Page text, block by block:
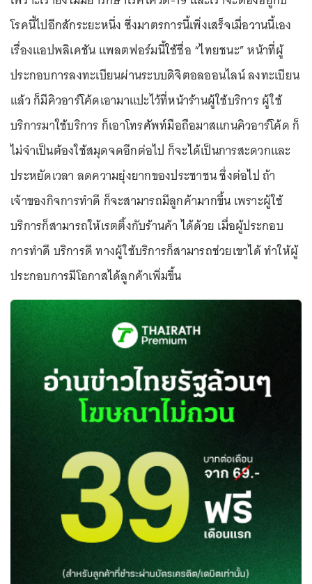
โรคนี้ไปอีกสักระยะหนึ่ง ซึ่งมาตรการนี้เพิ่งเสร็จเมื่อวานนี้เอง
เรื่องแอปพลิเคชัน แพลตฟอร์มนี้ใช้ชื่อ “ไทยชนะ” หน้าที่ผู้
ประกอบการลงทะเบียนผ่านระบบดิจิตอลออนไลน์ ลงทะเบียน
แล้ว ก็มีคิวอาร์โค้ดเอามาแปะไว้ที่หน้าร้านผู้ใช้บริการ ผู้ใช้
บริการมาใช้บริการ ก็เอาโทรศัพท์มือถือมาสแกนคิวอาร์โค้ด ก็
ไม่จำเป็นต้องใช้สมุดจดอีกต่อไป ก็จะได้เป็นการสะดวกและ
ประหยัดเวลา ลดความยุ่งยากของประชาชน ซึ่งต่อไป ถ้า
เจ้าของกิจการทำดี ก็จะสามารถมีลูกค้ามากขึ้น เพราะผู้ใช้
บริการก็สามารถให้เรตติ้งกับร้านค้า ได้ด้วย เมื่อผู้ประกอบ
การทำดี บริการดี ทางผู้ใช้บริการก็สามารถช่วยเขาได้ ทำให้ผู้
ประกอบการมีโอกาสได้ลูกค้าเพิ่มขึ้น